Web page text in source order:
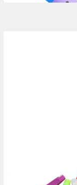
CLASSIC CANTABILE